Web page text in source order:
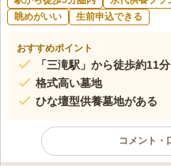
眺めがいい
生前申込できる
おすすめポイント
「三滝駅」から徒歩約11分
格式高い墓地
ひな壇型供養墓地がある
コメント・